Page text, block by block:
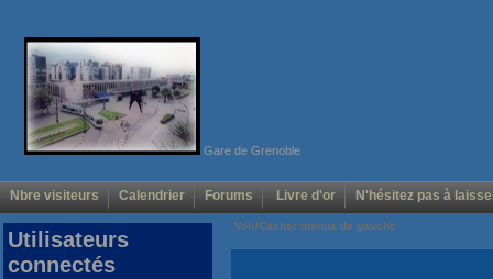
Gare de Grenoble
Nbre visiteurs Calendrier Forums Livre d'or N'hésitez pas à
Voir/Cacher menus de gauche
Utilisateurs
connectés